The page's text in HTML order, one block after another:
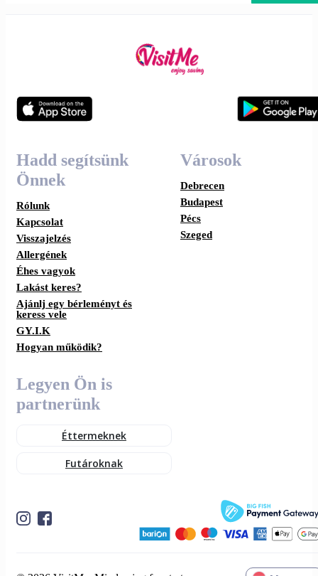
Hadd segítsünk
Önnek
Rólunk
Kapcsolat
Visszajelzés
Allergének
Éhes vagyok
Lakást keres?
Ajánlj egy bérleményt és
keress vele
GY.I.K
Hogyan működik?
Városok
Debrecen
Budapest
Pécs
Szeged
Legyen Ön is
partnerünk
Éttermeknek
Futároknak